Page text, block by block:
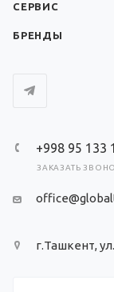
СЕРВИС
БРЕНДЫ
+998 95 133
ЗАКАЗАТЬ
г.Ташкент,